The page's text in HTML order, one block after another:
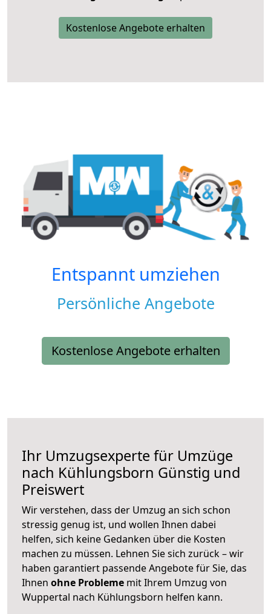
Kostenlose Angebote erhalten
Entspannt umziehen
Persönliche Angebote
Kostenlose Angebote erhalten
Ihr Umzugsexperte für Umzüge
nach Kühlungsborn Günstig und
Preiswert
Wir verstehen, dass der Umzug an sich schon
stressig genug ist, und wollen Ihnen dabei
helfen, sich keine Gedanken über die Kosten
machen zu müssen. Lehnen Sie sich zurück – wir
haben garantiert passende Angebote für Sie, das
Ihnen ohne Probleme mit Ihrem Umzug von
Wuppertal nach Kühlungsborn helfen kann.